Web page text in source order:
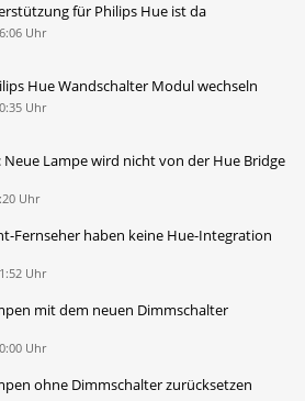
für Philips Hue ist da
Uhr
Hue Wandschalter Modul wechseln
Uhr
Neue Lampe wird nicht von der Hue Bridge
Uhr
Fernseher haben keine Hue-Integration
Uhr
mit dem neuen Dimmschalter
Uhr
ohne Dimmschalter zurücksetzen